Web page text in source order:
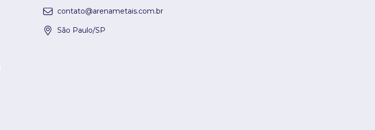
contato@arenametais.com.br
São Paulo/SP